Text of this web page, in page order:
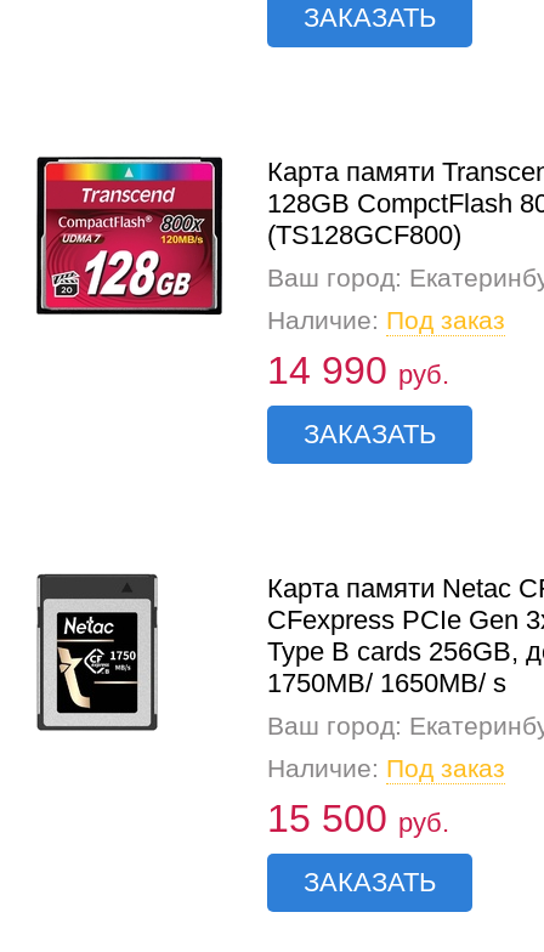
ЗАКАЗАТЬ
Карта памяти
128GB CompctFlash
(TS128GCF800)
Ваш город:
Наличие: Под заказ
14 990 руб.
ЗАКАЗАТЬ
Карта памяти Netac
CFexpress PCIe Gen
Type B cards 256GB,
1750MB/ 1650MB/ s
Ваш город:
Наличие: Под заказ
15 500 руб.
ЗАКАЗАТЬ